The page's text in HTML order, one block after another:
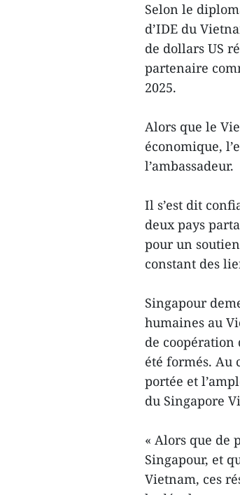
Selon le
d’IDE du
de dollars US
partenaire
2025.
Alors que le
économique,
l’ambassadeur.
Il s’est dit
deux pays
pour un
constant des
Singapour
humaines au
de coopération
été formés. Au
portée et
du Singapore
« Alors que de
Singapour, et
Vietnam, ces